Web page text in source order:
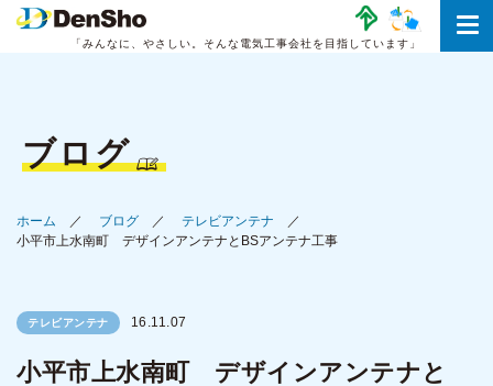
「みんなに、やさしい。 そんな電気工事会社を目指しています」
ブログ
ホーム ブログ
テレビアンテナ
小平市上水南町 デザインアンテナとBSアンテナ工事
テレビアンテナ 16.11.07
小平市上水南町 デザインアンテナと